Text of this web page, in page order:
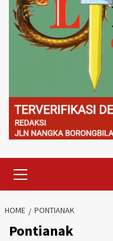
Menu
HOME PONTIANAK
Pontianak